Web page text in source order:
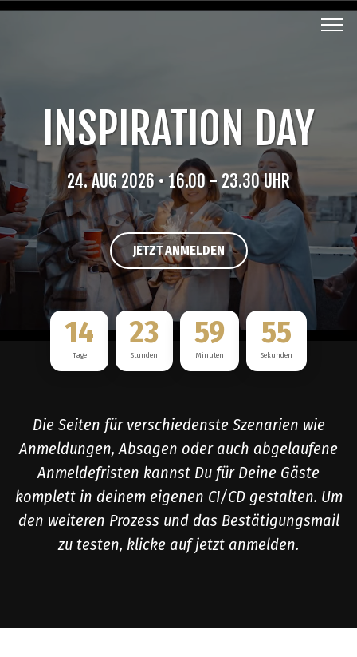
INSPIRATION DAY
24. AUG 2026 • 16.00 - 23.30 UHR
JETZT ANMELDEN
14
Tage
23
Stunden
59
Minuten
55
Sekunden
Die Seiten für verschiedenste Szenarien wie
Anmeldungen, Absagen oder auch abgelaufene
Anmeldefristen kannst Du für Deine Gäste
komplett in deinem eigenen CI/CD gestalten. Um
den weiteren Prozess und das Bestätigungsmail
zu testen, klicke auf jetzt anmelden.